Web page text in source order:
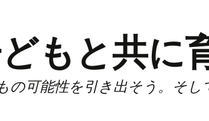
もと共
の可能性を引き出そう。そし